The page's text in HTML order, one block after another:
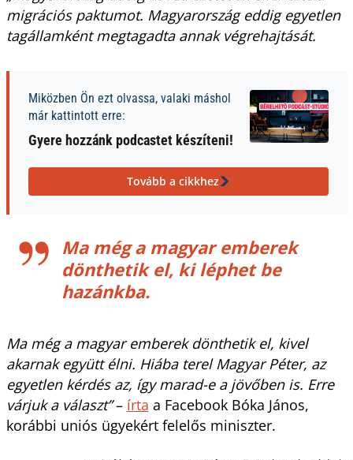
migrációs paktumot. Magyarország eddig egyetlen
tagállamként megtagadta annak végrehajtását.
Miközben Ön ezt olvassa, valaki máshol
már kattintott erre:
Gyere hozzánk podcastet készíteni!
Tovább a cikkhez
Ma még a magyar emberek
dönthetik el, ki léphet be
hazánkba.
Ma még a magyar emberek dönthetik el, kivel
akarnak együtt élni. Hiába terel Magyar Péter, az
egyetlen kérdés az, így marad-e a jövőben is. Erre
várjuk a választ”– írta a Facebook Bóka János,
korábbi uniós ügyekért felelős miniszter.